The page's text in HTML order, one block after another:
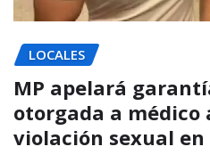
LOCALES
MP apelará
otorgada a médico
violación sexual